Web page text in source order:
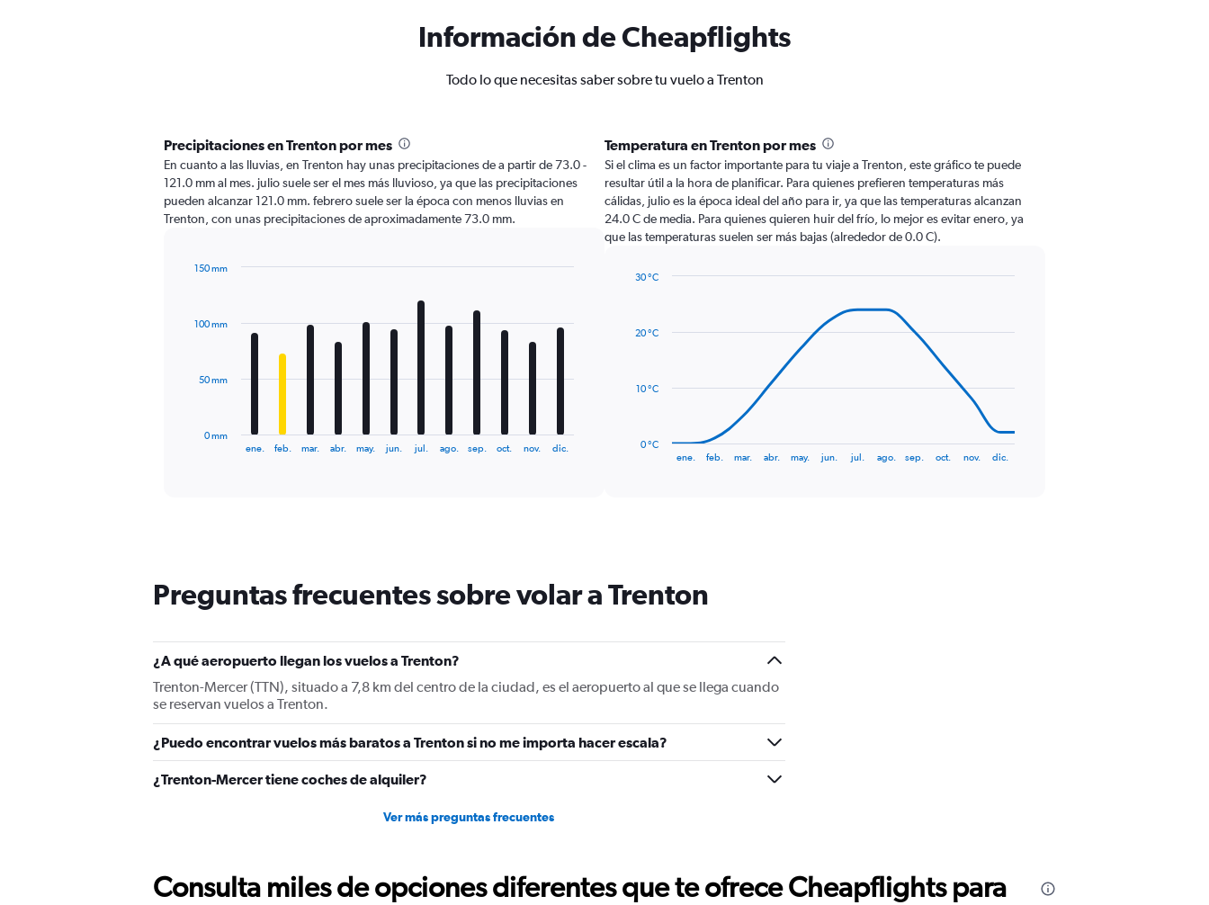
Información de Cheapflights
Todo lo que necesitas saber sobre tu vuelo a Trenton
Precipitaciones en Trenton por mes
En cuanto a las lluvias, en Trenton hay unas precipitaciones de a partir de 73.0 -
121.0 mm al mes. julio suele ser el mes más lluvioso, ya que las precipitaciones
pueden alcanzar 121.0 mm. febrero suele ser la época con menos lluvias en
Trenton, con unas precipitaciones de aproximadamente 73.0 mm.
12
The
has
axis
displaying
values.
Range:
0
to
ene. feb. mar. abr. may. jun. jul. ago. sep. oct. nov. dic.
0 mm
50 mm
100 mm
150 mm
Temperatura en Trenton por mes
Si el clima es un factor importante para tu viaje a Trenton, este gráfico te puede
resultar útil a la hora de planificar. Para quienes prefieren temperaturas más
cálidas, julio es la época ideal del año para ir, ya que las temperaturas alcanzan
24.0 C de media. Para quienes quieren huir del frío, lo mejor es evitar enero, ya
que las temperaturas suelen ser más bajas (alrededor de 0.0 C).
14
The
chart
1
displaying
Range:
0
to
ene. feb. mar. abr. may. jun. jul. ago. sep. oct. nov. dic.
0 °C
10 °C
20 °C
30 °C
Preguntas frecuentes sobre volar a Trenton
¿A qué aeropuerto llegan los vuelos a Trenton?
Trenton-Mercer (TTN), situado a 7,8 km del centro de la ciudad, es el aeropuerto al que se llega cuando
se reservan vuelos a Trenton.
¿Puedo encontrar vuelos más baratos a Trenton si no me importa hacer escala?
¿Trenton-Mercer tiene coches de alquiler?
Ver más preguntas frecuentes
Consulta miles de opciones diferentes que te ofrece Cheapflights para